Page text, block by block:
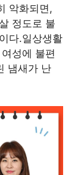
악화되면,
정도로 불
다.일상생활
성에 불편
냄새가 난